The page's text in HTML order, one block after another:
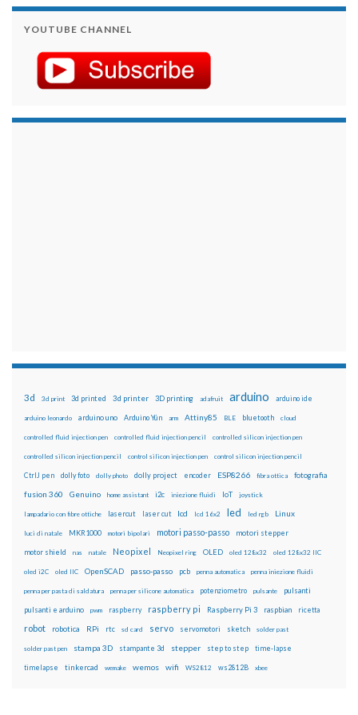
YOUTUBE CHANNEL
3d 3d print 3d printed 3d printer 3D printing adafruit arduino arduino ide
arduino leonardo arduino uno Arduino Yún arm Attiny85 BLE bluetooth cloud
controlled fluid injection pen controlled fluid injection pencil controlled silicon injection pen
controlled silicon injection pencil control silicon injection pen control silicon injection pencil
CtrlJ pen dolly foto dolly photo dolly project encoder ESP8266 fibra ottica fotografia
fusion 360 Genuino home assistant i2c iniezione fluidi IoT joystick
lampadario con fibre ottiche lasercut laser cut lcd lcd 16x2 led led rgb Linux
luci di natale MKR1000 motori bipolari motori passo-passo motori stepper
motor shield nas natale Neopixel Neopixel ring OLED oled 128x32 oled 128x32 IIC
oled i2C oled IIC OpenSCAD passo-passo pcb penna automatica penna iniezione fluidi
penna per pasta di saldatura penna per silicone automatica potenziometro pulsante pulsanti
pulsanti e arduino pwm raspberry raspberry pi Raspberry Pi 3 raspbian ricetta
robot robotica RPi rtc sd card servo servomotori sketch solder past
solder past pen stampa 3D stampante 3d stepper step to step time-lapse
timelapse tinkercad wemake wemos wifi WS2812 ws2812B xbee